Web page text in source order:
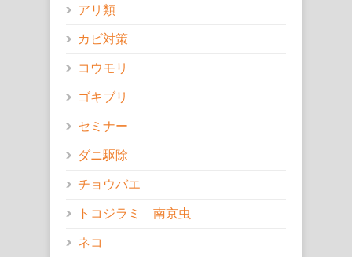
アリ類
カビ対策
コウモリ
ゴキブリ
セミナー
ダニ駆除
チョウバエ
トコジラミ 南京虫
ネコ